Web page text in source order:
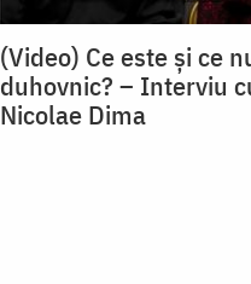
(Video) Ce este și ce
duhovnic? – Interviu
Nicolae Dima